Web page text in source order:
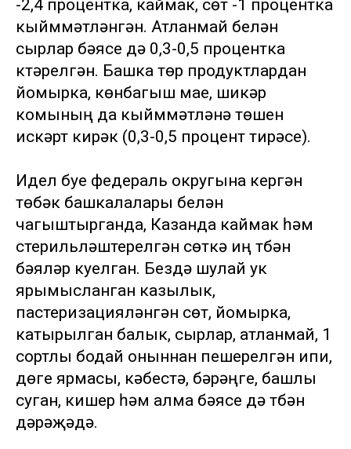
-2,4 процентка, каймак, сөт -1 процентка
кыйммәтләнгән. Атланмай белән
сырлар бәясе дә 0,3-0,5 процентка
күтәрелгән. Башка төр продуктлардан
йомырка, көнбагыш мае, шикәр
комының да кыйммәтләнә төшүен
искәртү кирәк (0,3-0,5 процент тирәсе).
Идел буе федераль округына кергән
төбәк башкалалары белән
чагыштырганда, Казанда каймак һәм
стерильләштерелгән сөткә иң түбән
бәяләр куелган. Бездә шулай ук
ярымысланган казылык,
пастеризацияләнгән сөт, йомырка,
катырылган балык, сырлар, атланмай, 1
сортлы бодай оныннан пешерелгән ипи,
дөге ярмасы, кәбестә, бәрәңге, башлы
суган, кишер һәм алма бәясе дә түбән
дәрәҗәдә.